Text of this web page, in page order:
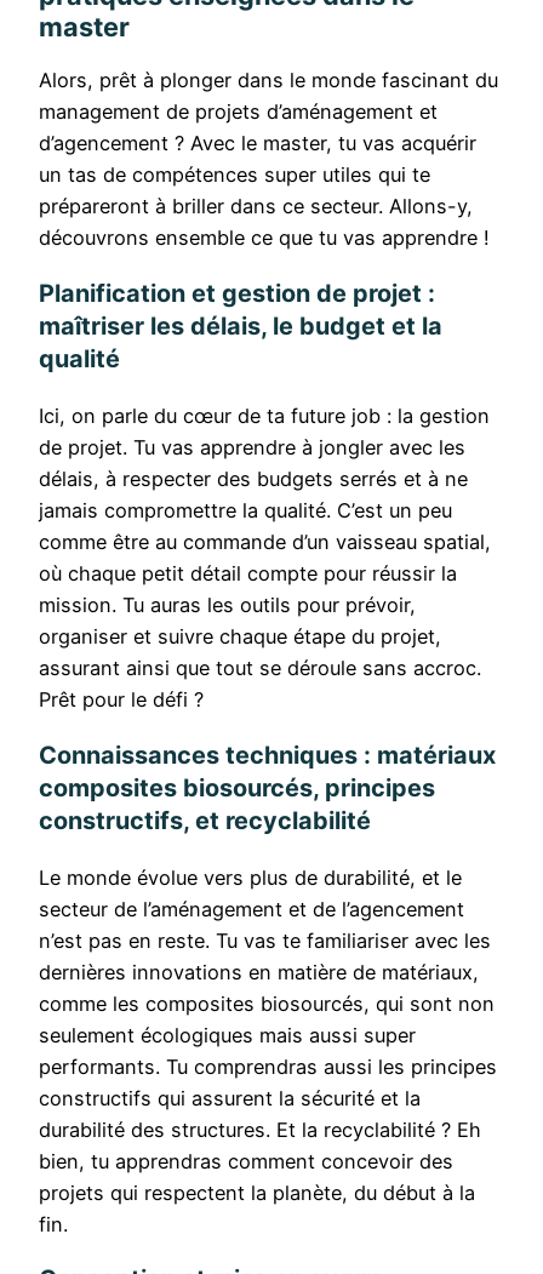
master
Alors, prêt à plonger dans le monde fascinant du
management de projets d’aménagement et
d’agencement ? Avec le master, tu vas acquérir
un tas de compétences super utiles qui te
prépareront à briller dans ce secteur. Allons-y,
découvrons ensemble ce que tu vas apprendre !
Planification et gestion de projet :
maîtriser les délais, le budget et la
qualité
Ici, on parle du cœur de ta future job : la gestion
de projet. Tu vas apprendre à jongler avec les
délais, à respecter des budgets serrés et à ne
jamais compromettre la qualité. C’est un peu
comme être au commande d’un vaisseau spatial,
où chaque petit détail compte pour réussir la
mission. Tu auras les outils pour prévoir,
organiser et suivre chaque étape du projet,
assurant ainsi que tout se déroule sans accroc.
Prêt pour le défi ?
Connaissances techniques : matériaux
composites biosourcés, principes
constructifs, et recyclabilité
Le monde évolue vers plus de durabilité, et le
secteur de l’aménagement et de l’agencement
n’est pas en reste. Tu vas te familiariser avec les
dernières innovations en matière de matériaux,
comme les composites biosourcés, qui sont non
seulement écologiques mais aussi super
performants. Tu comprendras aussi les principes
constructifs qui assurent la sécurité et la
durabilité des structures. Et la recyclabilité ? Eh
bien, tu apprendras comment concevoir des
projets qui respectent la planète, du début à la
fin.